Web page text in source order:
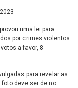
uma lei para
por crimes violentos
a favor, 8
para revelar as
deve ser de no